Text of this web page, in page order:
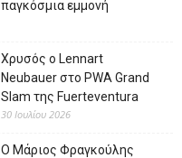
παγκόσμια εμμονή
Χρυσός ο Lennart
Neubauer στο PWA Grand
Slam της Fuerteventura
30 Ιουλίου 2026
Ο Μάριος Φραγκούλης